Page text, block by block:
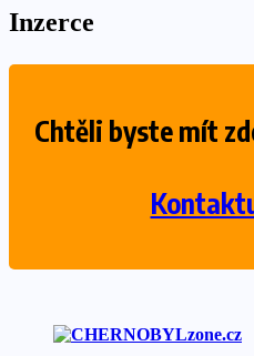
Inzerce
Chtěli byste mít